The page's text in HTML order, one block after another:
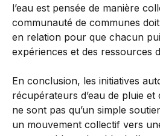
l’eau est pensée de manière
communauté de communes
en relation pour que chacun
expériences et des ressources
En conclusion, les initiatives
récupérateurs d’eau de pluie et
ne sont pas qu’un simple
un mouvement collectif vers